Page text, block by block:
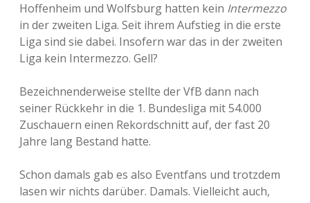
Hoffenheim und Wolfsburg hatten kein Intermezzo
in der zweiten Liga. Seit ihrem Aufstieg in die erste
Liga sind sie dabei. Insofern war das in der zweiten
Liga kein Intermezzo. Gell?
Bezeichnenderweise stellte der VfB dann nach
seiner Rückkehr in die 1. Bundesliga mit 54.000
Zuschauern einen Rekordschnitt auf, der fast 20
Jahre lang Bestand hatte.
Schon damals gab es also Eventfans und trotzdem
lasen wir nichts darüber. Damals. Vielleicht auch,